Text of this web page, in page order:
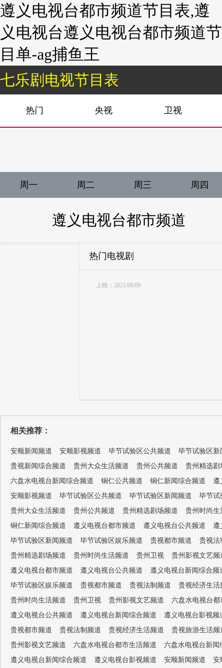
遵义电视台都市频道节目表,遵
义电视台遵义电视台都市频道节
目单-ag捕鱼王
七乐剧电视节目表
热门 央视 卫视
周一 周二 周三 周四
遵义电视台都市频道
热门电视剧
上映：2021/08/09
相关推荐：
安顺新闻频道 安顺影视频道 毕节试验区公共频道
毕节试验区新
贵视新闻综合频道
贵州大众生活频道 贵州公共频道
贵州精选剧
六盘水电视台新闻综合频道
铜仁公共频道 铜仁新闻综合频道
遵
安顺影视频道
毕节试验区公共频道 毕节试验区新闻频道
毕节试
贵州大众生活频道
贵州公共频道 贵州精选剧场频道
贵州时尚生
铜仁新闻综合频道
遵义电视台都市频道 遵义电视台公共频道
遵
毕节试验区新闻频道
毕节试验区娱乐频道 贵视都市频道
贵视法
贵州精选剧场频道
贵州时尚生活频道 贵州卫视
贵州影视文艺频
遵义电视台都市频道
遵义电视台公共频道
遵义电视台新闻综合频
毕节试验区娱乐频道
贵视都市频道 贵视法制频道
贵视经济生活
贵州时尚生活频道
贵州卫视 贵州影视文艺频道
六盘水电视台都
遵义电视台公共频道
遵义电视台新闻综合频道
遵义电视台影视频
贵视都市频道
贵视法制频道 贵视经济生活频道
贵视旅游生活频
贵州影视文艺频道
六盘水电视台都市生活频道
六盘水电视台新闻
遵义电视台新闻综合频道
遵义电视台影视频道 安顺新闻频道 安